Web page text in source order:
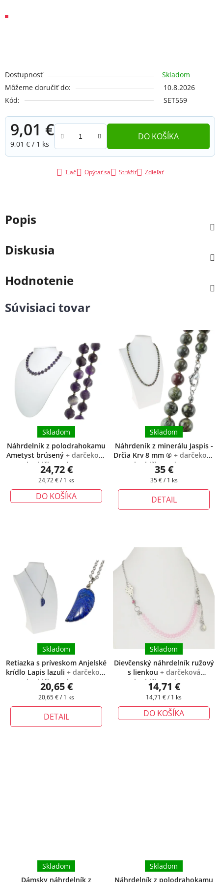
Dostupnosť
Skladom
Môžeme doručiť do:
10.8.2026
Kód:
SET559
9,01 €
Jednotková cena:
9,01 € / 1 ks
DO KOŠÍKA
Tlač Opýtať sa Strážiť Zdieľať
Popis
Diskusia
Hodnotenie
Súvisiaci tovar
Náhrdelník z polodrahokamu
Ametyst brúsený + darčeková
krabička zadarmo
Skladom
24,72 €
Jednotková
cena:
24,72 € / 1 ks
DO KOŠÍKA
Náhrdeník z minerálu Jaspis -
Drčia Krv 8 mm ® + darčeková
krabička zadarmo
Skladom
35 €
Jednotková
cena:
35 € / 1 ks
DETAIL
Retiazka s príveskom Anjelské
krídlo Lapis lazuli + darčeková
krabička zadarmo
Skladom
20,65 €
Jednotková
cena:
20,65 € / 1 ks
DETAIL
Dievčenský náhrdelník ružový
s lienkou + darčeková
krabička zadarmo
Skladom
14,71 €
Jednotková
cena:
14,71 € / 1 ks
DO KOŠÍKA
Dámsky náhrdelník z
Skladom
Náhrdelník z polodrahokamu
Skladom